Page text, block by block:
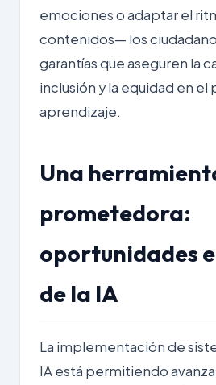
emociones o adaptar el
contenidos— los
garantías que aseguren la
inclusión y la equidad en el
aprendizaje.
Una
prometedora:
oportunidades
de la IA
La implementación de
IA está permitiendo